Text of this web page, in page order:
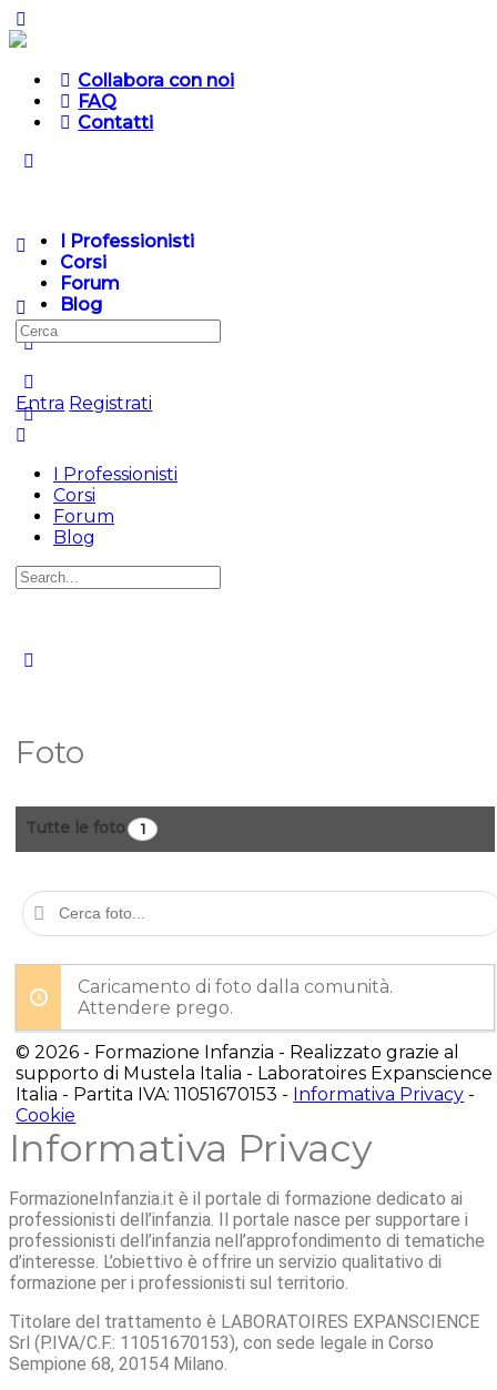
Collabora con noi
FAQ
Contatti
I Professionisti
Corsi
Forum
Blog
Entra Registrati
Cerca
per:
I Professionisti
Corsi
Forum
Blog
Cerca
per:
Foto
Tutte le foto 1
Cerca
foto...
Caricamento di foto dalla comunità.
Attendere prego.
© 2026 - Formazione Infanzia - Realizzato grazie al
supporto di Mustela Italia - Laboratoires Expanscience
Italia - Partita IVA: 11051670153 - Informativa Privacy -
Cookie
Informativa Privacy
FormazioneInfanzia.it è il portale di formazione dedicato ai
professionisti dell’infanzia. Il portale nasce per supportare i
professionisti dell’infanzia nell’approfondimento di tematiche
d’interesse. L’obiettivo è offrire un servizio qualitativo di
formazione per i professionisti sul territorio.
Titolare del trattamento è LABORATOIRES EXPANSCIENCE
Srl (P.IVA/C.F.: 11051670153), con sede legale in Corso
Sempione 68, 20154 Milano.